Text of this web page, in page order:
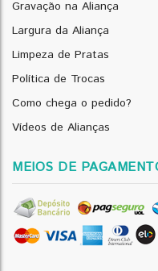
Gravação na Aliança
Largura da Aliança
Limpeza de Pratas
Política de Trocas
Como chega o pedido?
Vídeos de Alianças
MEIOS DE